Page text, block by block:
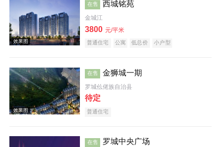
效果图
在售 西城铭苑
金城江
3800 元/平米
普通住宅 公寓 低总价 小户型
在售 金狮城一期
罗城仫佬族自治县
待定
普通住宅
在售 罗城中央广场